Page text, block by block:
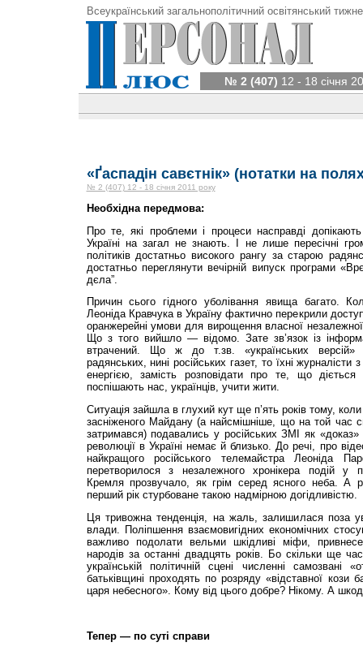
Всеукраїнський загальнополітичний освітянський
№ 2 (407) 12 - 18 січня
«Ґаспадін савєтнік» (нотатки на полях
№ 2 (407) 12 - 18 січня 2011 року
Необхідна передмова:
Про те, які проблеми і процеси насправді
Україні на загал не знають. І не лише пересічні
політиків достатньо високого рангу за старою
достатньо переглянути вечірній випуск програми
дєла”.
Причин сього гідного уболівання явища багато.
Леоніда Кравчука в Україну фактично перекрили
оранжерейні умови для вирощення власної
Що з того вийшло — відомо. Зате зв’язок із
втрачений. Що ж до т.зв. «українських версій»
радянських, нині російських газет, то їхні журналісти
енергією, замість розповідати про те, що
поспішають нас, українців, учити жити.
Ситуація зайшла в глухий кут ще п’ять років тому,
засніженого Майдану (а найсмішніше, що на той час
затримався) подавались у російських ЗМІ як
революції в Україні немає й близько. До речі, про
найкращого російського телемайстра
перетворилося з незалежного хронікера подій у
Кремля прозвучало, як грім серед ясного неба. А
перший рік стурбоване такою надмірною догідливістю.
Ця тривожна тенденція, на жаль, залишилася поза
влади. Поліпшення взаємовигідних економічних
важливо подолати вельми шкідливі міфи,
народів за останні двадцять років. Бо скільки ще
українській політичній сцені численні самозвані
батьківщині проходять по розряду «відставної кози
царя небесного». Кому від цього добре? Нікому. А
Тепер — по суті справи